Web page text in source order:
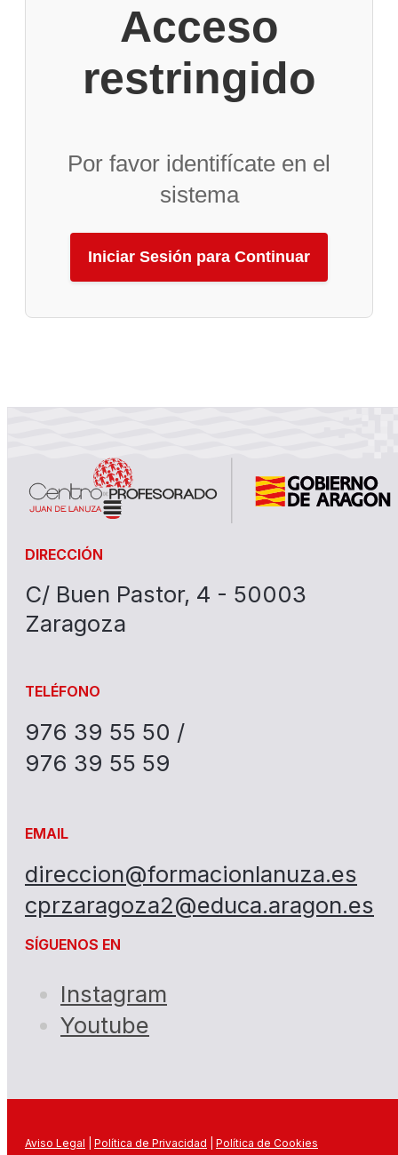
Acceso
restringido
Por favor identifícate en el
sistema
Iniciar Sesión para Continuar
DIRECCIÓN
C/ Buen Pastor, 4 - 50003
Zaragoza
TELÉFONO
976 39 55 50 /
976 39 55 59
EMAIL
direccion@formacionlanuza.es
cprzaragoza2@educa.aragon.es
SÍGUENOS EN
Instagram
Youtube
Aviso Legal Política de Privacidad Política de Cookies